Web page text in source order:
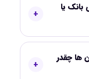
یا
ها چقدر